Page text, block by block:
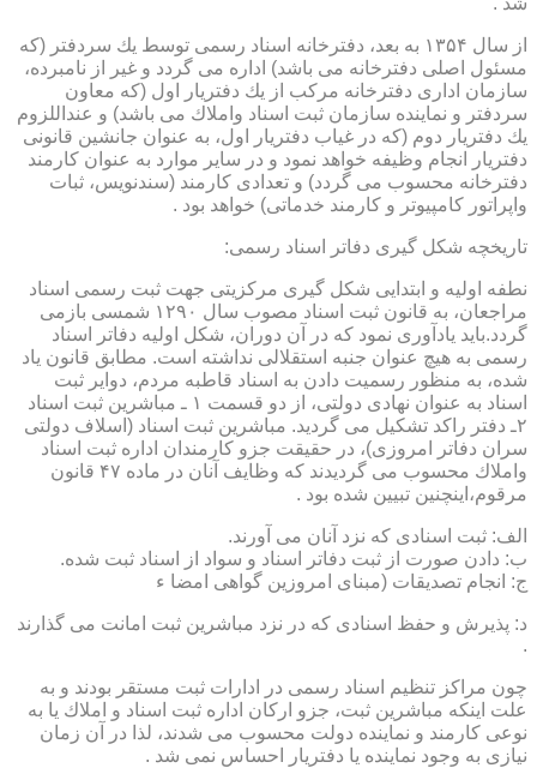
از سال ۱۳۵۴ به بعد، دفترخانه اسناد رسمی توسط یك سردفتر (كه
مسئول اصلی دفترخانه می باشد) اداره می گردد و غیر از نامبرده،
سازمان اداری دفترخانه مركب از یك دفتریار اول (كه معاون
سردفتر و نماینده سازمان ثبت اسناد واملاك می باشد) و عنداللزوم
یك دفتریار دوم (كه در غیاب دفتریار اول، به عنوان جانشین قانونی
دفتریار انجام وظیفه خواهد نمود و در سایر موارد به عنوان كارمند
دفترخانه محسوب می گردد) و تعدادی كارمند (سندنویس، ثبات
واپراتور كامپیوتر و كارمند خدماتی) خواهد بود .
تاریخچه شكل گیری دفاتر اسناد رسمی:
نطفه اولیه و ابتدایی شكل گیری مركزیتی جهت ثبت رسمی اسناد
مراجعان، به قانون ثبت اسناد مصوب سال ۱۲۹۰ شمسی بازمی
گردد.باید یادآوری نمود كه در آن دوران، شكل اولیه دفاتر اسناد
رسمی به هیچ عنوان جنبه استقلالی نداشته است. مطابق قانون یاد
شده، به منظور رسمیت دادن به اسناد قاطبه مردم، دوایر ثبت
اسناد به عنوان نهادی دولتی، از دو قسمت ۱ ـ مباشرین ثبت اسناد
۲ـ دفتر راكد تشكیل می گردید. مباشرین ثبت اسناد (اسلاف دولتی
سران دفاتر امروزی)، در حقیقت جزو كارمندان اداره ثبت اسناد
واملاك محسوب می گردیدند كه وظایف آنان در ماده ۴۷ قانون
مرقوم،اینچنین تبیین شده بود .
الف: ثبت اسنادی كه نزد آنان می آورند.
ب: دادن صورت از ثبت دفاتر اسناد و سواد از اسناد ثبت شده.
ج: انجام تصدیقات (مبنای امروزین گواهی امضا ء
د: پذیرش و حفظ اسنادی كه در نزد مباشرین ثبت امانت می گذارند
.
چون مراكز تنظیم اسناد رسمی در ادارات ثبت مستقر بودند و به
علت اینكه مباشرین ثبت، جزو اركان اداره ثبت اسناد و املاك یا به
نوعی كارمند و نماینده دولت محسوب می شدند، لذا در آن زمان
نیازی به وجود نماینده یا دفتریار احساس نمی شد .